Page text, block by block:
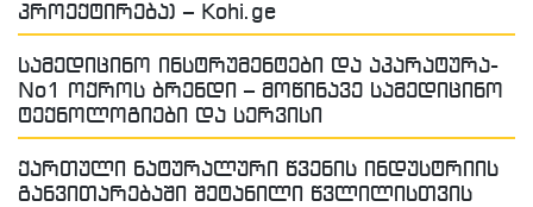
პროექტირება) – Kohi.ge
სამედიცინო ინსტრუმენტები და აპარატურა-
No1 ოქროს ბრენდი – მოწინავე სამედიცინო
ტექნოლოგიები და სერვისი
ქართული ნატურალური წვენის ინდუსტრიის
განვითარებაში შეტანილი წვლილისთვის